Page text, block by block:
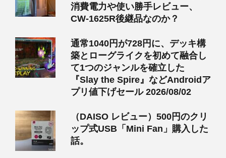
消費電力や使い勝手レビュー、
CW-1625R後継品なのか？
通常1040円が728円に、デッキ構
築とローグライクを初めて融合し
て1つのジャンルを確立した
『Slay the Spire』などAndroidア
プリ値下げセール 2026/08/02
（DAISO レビュー）500円のクリ
ップ式USB「Mini Fan」購入した
話。